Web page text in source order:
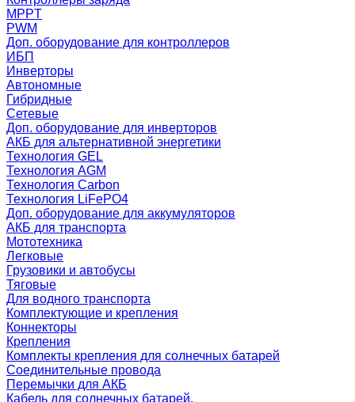
MPPT
PWM
Доп. оборудование для контроллеров
ИБП
Инверторы
Автономные
Гибридные
Сетевые
Доп. оборудование для инверторов
АКБ для альтернативной энергетики
Технология GEL
Технология AGM
Технология Carbon
Технология LiFePO4
Доп. оборудование для аккумуляторов
АКБ для транспорта
Мототехника
Легковые
Грузовики и автобусы
Тяговые
Для водного транспорта
Комплектующие и крепления
Коннекторы
Крепления
Комплекты крепления для солнечных батарей
Соединительные провода
Перемычки для АКБ
Кабель для солнечных батарей.